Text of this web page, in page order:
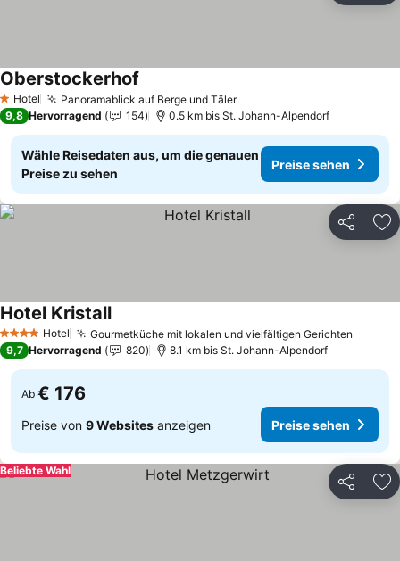
1 Sterne
Hotel Panoramablick auf Berge und Täler
Oberstockerhof
9,8 Hervorragend 154 0.5 km bis St. Johann-Alpendorf
Wähle Reisedaten aus, um die genauen
Preise zu sehen
Preise sehen
Teilen
4 Sterne Hotel Gourmetküche mit lokalen und vielfältigen Gerichten
Hotel Kristall
9,7 Hervorragend 820 8.1 km bis St. Johann-Alpendorf
Ab € 176
Preise von 9 Websites anzeigen Preise sehen
Teilen
Beliebte Wahl